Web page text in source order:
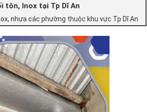
tôn, Inox tại Tp Dĩ An
nhựa các phường thuộc khu vực Tp Dĩ An